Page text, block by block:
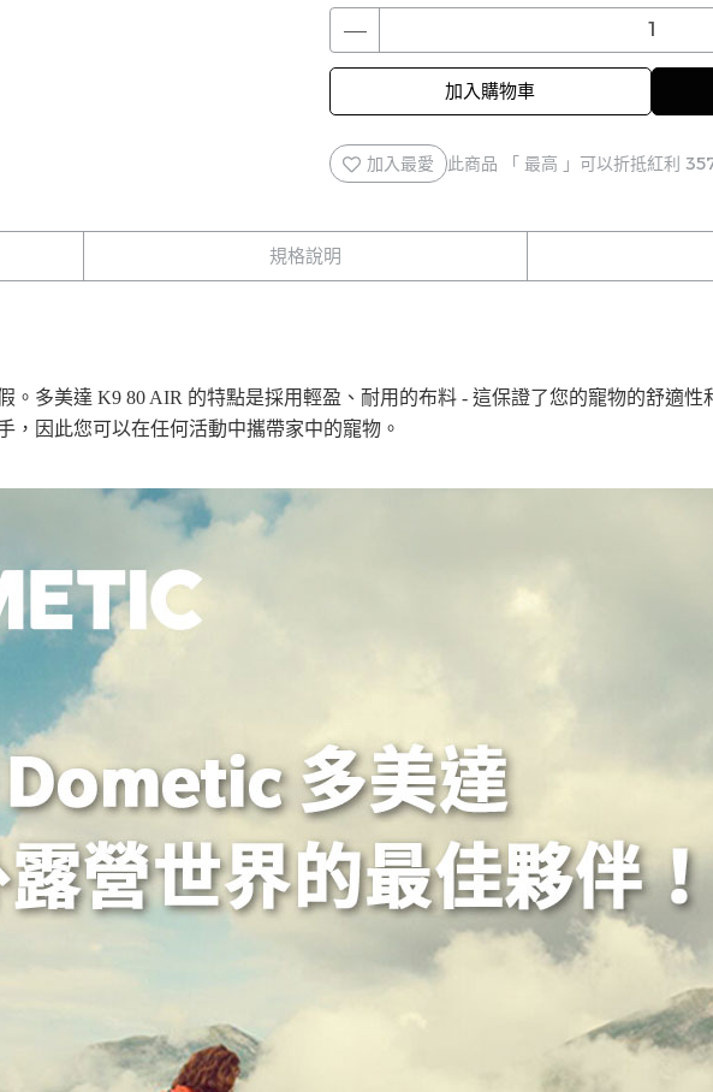
加入購物車
加入最愛 此商品 「 最高 」可以折抵紅利
規格說明
。多美達 K9 80 AIR 的特點是採用輕盈、耐用的布料 - 這保證了您的寵物的舒適
，因此您可以在任何活動中攜帶家中的寵物。